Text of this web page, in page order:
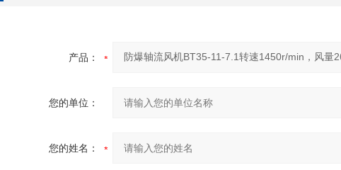
产品：
您的单位：
您的姓名：